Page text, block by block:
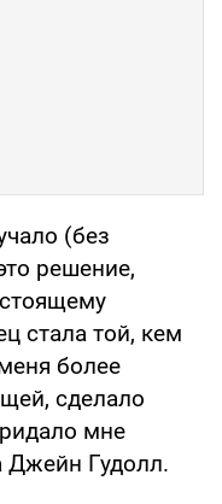
(без
решение,
стала той, кем
более
сделало
мне
Джейн Гудолл.